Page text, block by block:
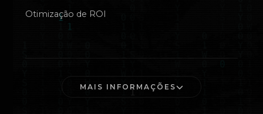
Otimização de ROI
MAIS INFORMAÇÕES